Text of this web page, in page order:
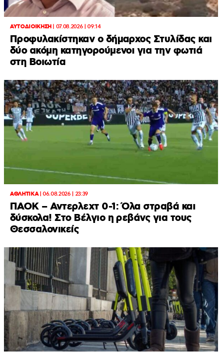
ΑΥΤΟΔΙΟΙΚΗΣΗ| 07.08.2026 | 09:14
Προφυλακίστηκαν ο δήμαρχος Στυλίδας και
δύο ακόμη κατηγορούμενοι για την φωτιά
στη Βοιωτία
ΑΘΛΗΤΙΚΑ|06.08.2026 | 23:39
ΠΑΟΚ – Αντερλεχτ 0-1: Όλα στραβά και
δύσκολα! Στο Βέλγιο η ρεβάνς για τους
Θεσσαλονικείς